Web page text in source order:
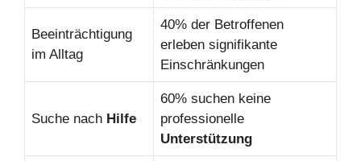
Beeinträchtigung
im Alltag
40% der Betroffenen
erleben signifikante
Einschränkungen
Suche nach Hilfe
60% suchen keine
professionelle
Unterstützung